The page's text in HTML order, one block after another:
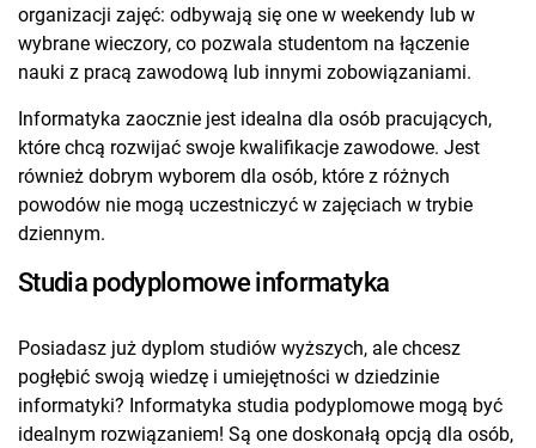
organizacji zajęć: odbywają się one w weekendy lub w
wybrane wieczory, co pozwala studentom na łączenie
nauki z pracą zawodową lub innymi zobowiązaniami.
Informatyka zaocznie jest idealna dla osób pracujących,
które chcą rozwijać swoje kwalifikacje zawodowe. Jest
również dobrym wyborem dla osób, które z różnych
powodów nie mogą uczestniczyć w zajęciach w trybie
dziennym.
Studia podyplomowe informatyka
Posiadasz już dyplom studiów wyższych, ale chcesz
pogłębić swoją wiedzę i umiejętności w dziedzinie
informatyki? Informatyka studia podyplomowe mogą być
idealnym rozwiązaniem! Są one doskonałą opcją dla osób,